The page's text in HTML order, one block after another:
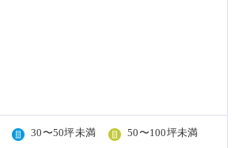
30〜50坪未満 50〜100坪未満